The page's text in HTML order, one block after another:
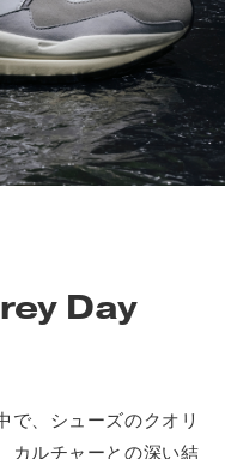
Day
で、シューズのクオリ
カルチャーとの深い結